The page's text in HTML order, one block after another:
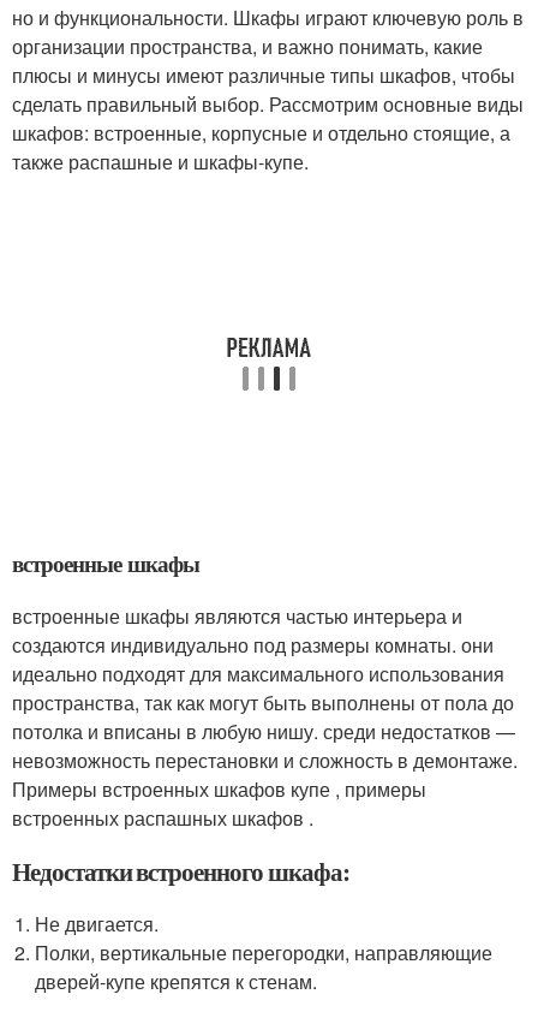
но и функциональности. Шкафы играют ключевую роль в
организации пространства, и важно понимать, какие
плюсы и минусы имеют различные типы шкафов, чтобы
сделать правильный выбор. Рассмотрим основные виды
шкафов: встроенные, корпусные и отдельно стоящие, а
также распашные и шкафы-купе.
встроенные шкафы
встроенные шкафы являются частью интерьера и
создаются индивидуально под размеры комнаты. они
идеально подходят для максимального использования
пространства, так как могут быть выполнены от пола до
потолка и вписаны в любую нишу. среди недостатков —
невозможность перестановки и сложность в демонтаже.
Примеры встроенных шкафов купе , примеры
встроенных распашных шкафов .
Недостатки встроенного шкафа:
Не двигается.
Полки, вертикальные перегородки, направляющие
дверей-купе крепятся к стенам.